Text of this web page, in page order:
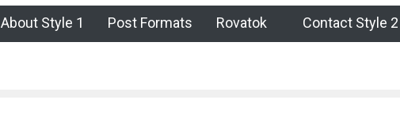
About Style 1 Post Formats Rovatok Contact Style 2